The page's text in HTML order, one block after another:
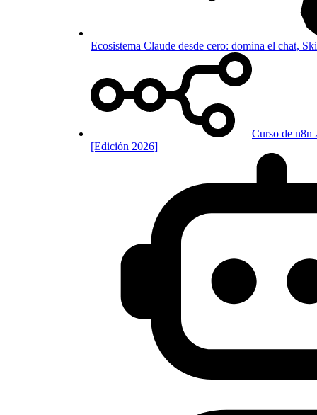
Ecosistema Claude desde cero: domina el chat,
Curso de n8n
[Edición 2026]